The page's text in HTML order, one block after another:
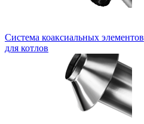
Система коаксиальных элементов
для котлов